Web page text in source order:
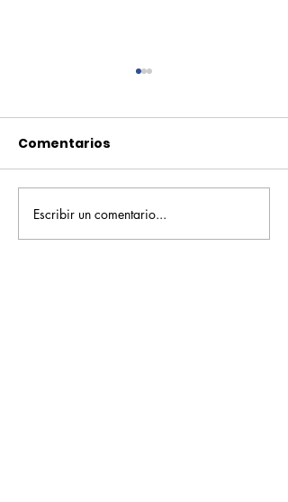
Pequeños escritores,
grandes historias
Comentarios
Escribir un comentario...